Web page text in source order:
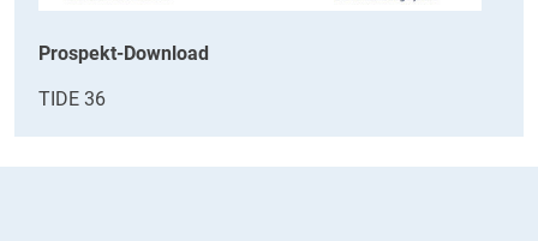
Prospekt-Download
TIDE 36